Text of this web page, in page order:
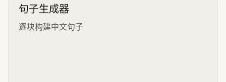
句子生成器
逐块构建中文句子